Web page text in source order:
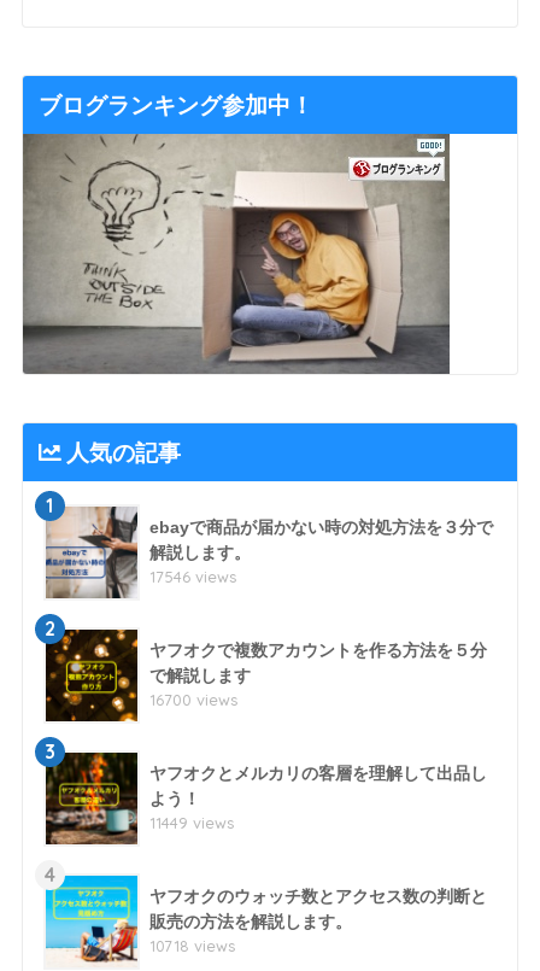
ブログランキング参加中！
人気の記事
1
ebayで商品が届かない時の対処方法を３分で
解説します。
17546 views
2
ヤフオクで複数アカウントを作る方法を５分
で解説します
16700 views
3
ヤフオクとメルカリの客層を理解して出品し
よう！
11449 views
4
ヤフオクのウォッチ数とアクセス数の判断と
販売の方法を解説します。
10718 views